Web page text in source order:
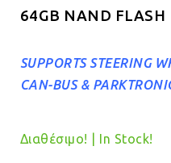
64GB NAND FLASH
SUPPORTS STEERING
CAN-BUS &
Διαθέσιμο! | In Stock!